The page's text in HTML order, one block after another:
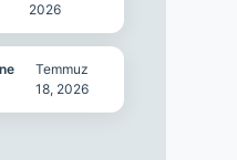
2026
Temmuz
18, 2026